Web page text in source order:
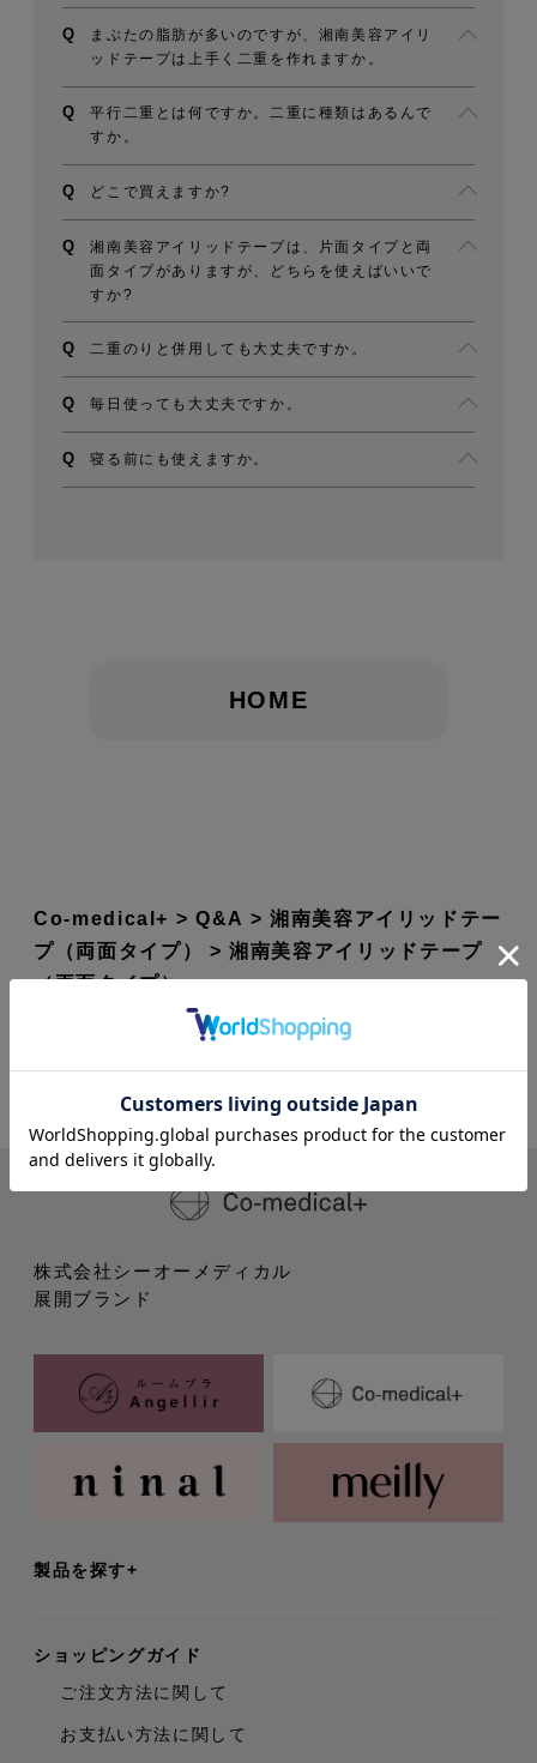
Co-medical+ Q&A
湘南美容アイリッドテー
プ（両面タイプ）
湘南美容アイリッドテープ
（両面タイプ）
まぶたの脂肪が多いのですが、湘南美容アイリ
ッドテープは上手く二重を作れますか。
平行二重とは何ですか。二重に種類はあるんで
すか。
どこで買えますか?
湘南美容アイリッドテープは、片面タイプと両
面タイプがありますが、どちらを使えばいいで
すか?
二重のりと併用しても大丈夫ですか。
毎日使っても大丈夫ですか。
寝る前にも使えますか。
HOME
株式会社シーオーメディカル
展開ブランド
製品を探す
ショッピングガイド
ご注文方法に関して
お支払い方法に関して